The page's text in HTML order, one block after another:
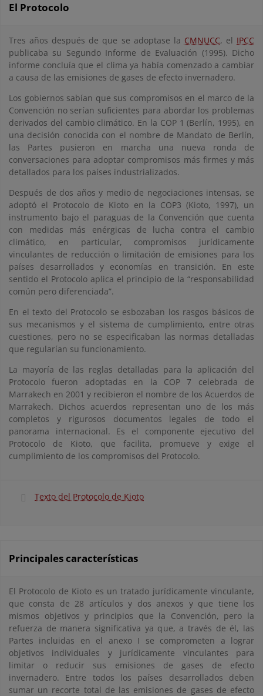
El Protocolo
Tres años después de que se adoptase la CMNUCC, el IPCC
publicaba su Segundo Informe de Evaluación (1995). Dicho
informe concluía que el clima ya había comenzado a cambiar
a causa de las emisiones de gases de efecto invernadero.
Los gobiernos sabían que sus compromisos en el marco de la
Convención no serían suficientes para abordar los problemas
derivados del cambio climático. En la COP 1 (Berlín, 1995), en
una decisión conocida con el nombre de Mandato de Berlín,
las Partes pusieron en marcha una nueva ronda de
conversaciones para adoptar compromisos más firmes y más
detallados para los países industrializados.
Después de dos años y medio de negociaciones intensas, se
adoptó el Protocolo de Kioto en la COP3 (Kioto, 1997), un
instrumento bajo el paraguas de la Convención que cuenta
con medidas más enérgicas de lucha contra el cambio
climático, en particular, compromisos jurídicamente
vinculantes de reducción o limitación de emisiones para los
países desarrollados y economías en transición. En este
sentido el Protocolo aplica el principio de la “responsabilidad
común pero diferenciada”.
En el texto del Protocolo se esbozaban los rasgos básicos de
sus mecanismos y el sistema de cumplimiento, entre otras
cuestiones, pero no se especificaban las normas detalladas
que regularían su funcionamiento.
La mayoría de las reglas detalladas para la aplicación del
Protocolo fueron adoptadas en la COP 7 celebrada de
Marrakech en 2001 y recibieron el nombre de los Acuerdos de
Marrakech. Dichos acuerdos representan uno de los más
completos y rigurosos documentos legales de todo el
panorama internacional. Es el componente ejecutivo del
Protocolo de Kioto, que facilita, promueve y exige el
cumplimiento de los compromisos del Protocolo.
Texto del Protocolo de Kioto
Principales características
El Protocolo de Kioto es un tratado jurídicamente vinculante,
que consta de 28 artículos y dos anexos y que tiene los
mismos objetivos y principios que la Convención, pero la
refuerza de manera significativa ya que, a través de él, las
Partes incluidas en el anexo I se comprometen a lograr
objetivos individuales y jurídicamente vinculantes para
limitar o reducir sus emisiones de gases de efecto
invernadero. Entre todos los países desarrollados deben
sumar un recorte total de las emisiones de gases de efecto